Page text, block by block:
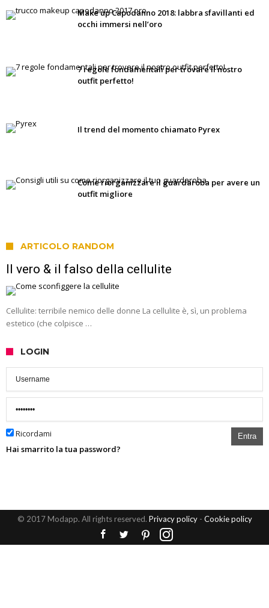
Make up Capodanno 2018: labbra sfavillanti ed
occhi immersi nell’oro
7 regole fondamentali per trovare il nostro
outfit perfetto!
Il trend del momento chiamato Pyrex
Come riorganizzare il guardaroba per avere un
outfit migliore
ARTICOLO RANDOM
Il vero & il falso della cellulite
Cellulite: terribile nemico delle donne La cellulite è, sì, un problema
estetico (che colpisce …
LOGIN
Ricordami Entra
Hai smarrito la tua password?
© 2017 Modapp. All rights reserved. Privacy policy- Cookie policy